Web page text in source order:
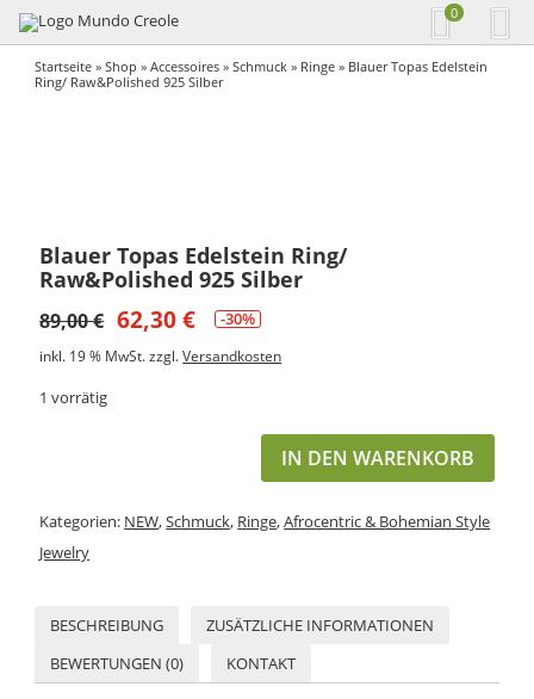
0
Startseite »Shop »Accessoires »Schmuck » Ringe » Blauer Topas Edelstein
Ring/ Raw&Polished 925 Silber
Blauer Topas Edelstein Ring/
Raw&Polished 925 Silber
89,00€ 62,30€ -30%
inkl. 19 % MwSt. zzgl.Versandkosten
1 vorrätig
IN DEN WARENKORB
Kategorien: NEW,Schmuck, Ringe,Afrocentric & Bohemian Style
Jewelry
BESCHREIBUNG
ZUSÄTZLICHE INFORMATIONEN
BEWERTUNGEN (0)
KONTAKT